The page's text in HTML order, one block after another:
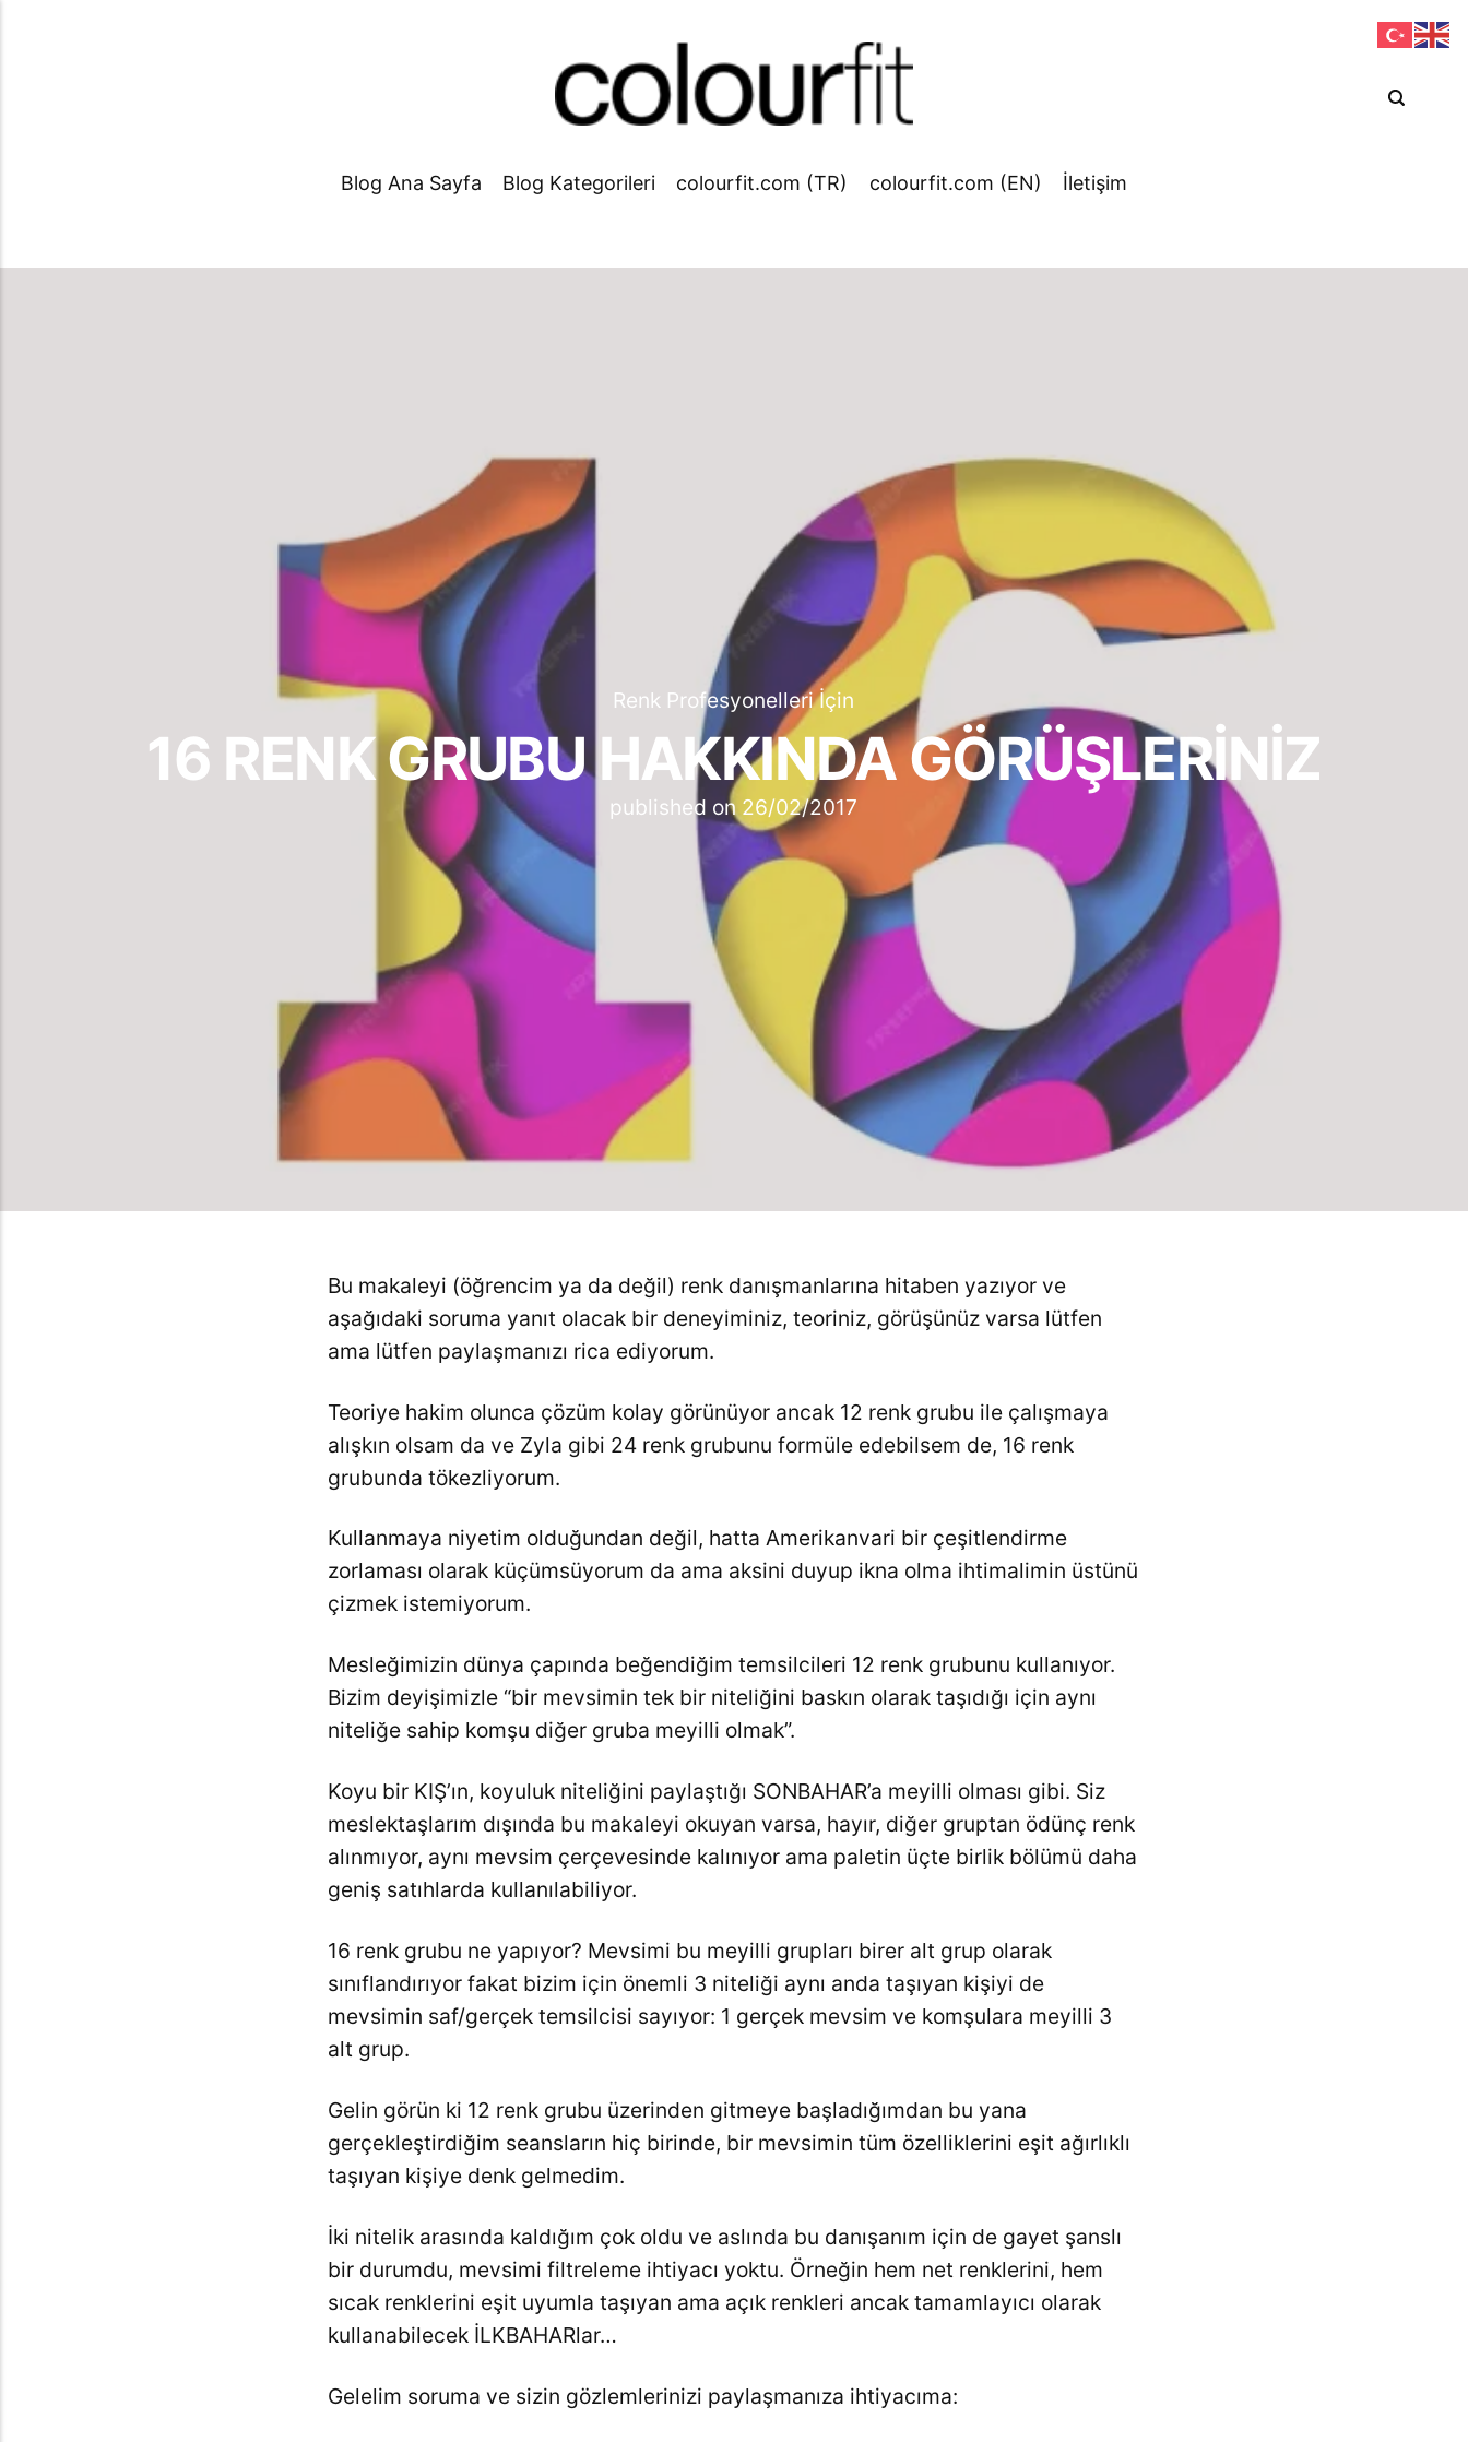
Blog Ana Sayfa Blog Kategorileri colourfit.com (TR) colourfit.com (EN) İletişim
Renk Profesyonelleri İçin
16 RENK GRUBU HAKKINDA GÖRÜŞLERİNİZ
published on 26/02/2017
Bu makaleyi (öğrencim ya da değil) renk danışmanlarına hitaben yazıyor ve
aşağıdaki soruma yanıt olacak bir deneyiminiz, teoriniz, görüşünüz varsa lütfen
ama lütfen paylaşmanızı rica ediyorum.
Teoriye hakim olunca çözüm kolay görünüyor ancak 12 renk grubu ile çalışmaya
alışkın olsam da ve Zyla gibi 24 renk grubunu formüle edebilsem de, 16 renk
grubunda tökezliyorum.
Kullanmaya niyetim olduğundan değil, hatta Amerikanvari bir çeşitlendirme
zorlaması olarak küçümsüyorum da ama aksini duyup ikna olma ihtimalimin üstünü
çizmek istemiyorum.
Mesleğimizin dünya çapında beğendiğim temsilcileri 12 renk grubunu kullanıyor.
Bizim deyişimizle “bir mevsimin tek bir niteliğini baskın olarak taşıdığı için aynı
niteliğe sahip komşu diğer gruba meyilli olmak”.
Koyu bir KIŞ’ın, koyuluk niteliğini paylaştığı SONBAHAR’a meyilli olması gibi. Siz
meslektaşlarım dışında bu makaleyi okuyan varsa, hayır, diğer gruptan ödünç renk
alınmıyor, aynı mevsim çerçevesinde kalınıyor ama paletin üçte birlik bölümü daha
geniş satıhlarda kullanılabiliyor.
16 renk grubu ne yapıyor? Mevsimi bu meyilli grupları birer alt grup olarak
sınıflandırıyor fakat bizim için önemli 3 niteliği aynı anda taşıyan kişiyi de
mevsimin saf/gerçek temsilcisi sayıyor: 1 gerçek mevsim ve komşulara meyilli 3
alt grup.
Gelin görün ki 12 renk grubu üzerinden gitmeye başladığımdan bu yana
gerçekleştirdiğim seansların hiç birinde, bir mevsimin tüm özelliklerini eşit ağırlıklı
taşıyan kişiye denk gelmedim.
İki nitelik arasında kaldığım çok oldu ve aslında bu danışanım için de gayet şanslı
bir durumdu, mevsimi filtreleme ihtiyacı yoktu. Örneğin hem net renklerini, hem
sıcak renklerini eşit uyumla taşıyan ama açık renkleri ancak tamamlayıcı olarak
kullanabilecek İLKBAHARlar…
Gelelim soruma ve sizin gözlemlerinizi paylaşmanıza ihtiyacıma: